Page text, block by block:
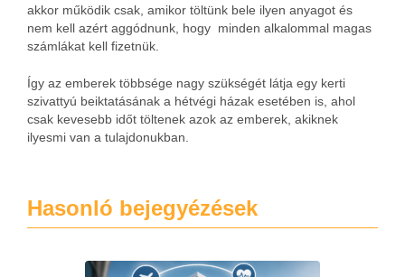
akkor működik csak, amikor töltünk bele ilyen anyagot és
nem kell azért aggódnunk, hogy minden alkalommal magas
számlákat kell fizetnük.
Így az emberek többsége nagy szükségét látja egy kerti
szivattyú beiktatásának a hétvégi házak esetében is, ahol
csak kevesebb időt töltenek azok az emberek, akiknek
ilyesmi van a tulajdonukban.
Hasonló bejegyézések